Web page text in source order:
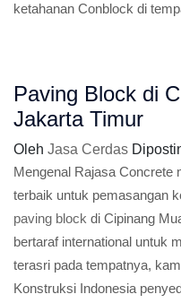
ketahanan Conblock di
Paving Block di
Jakarta Timur
Oleh Jasa Cerdas
Mengenal Rajasa Concrete
terbaik untuk pemasangan
paving block di Cipinang
bertaraf international untuk
terasri pada tempatnya,
Konstruksi Indonesia